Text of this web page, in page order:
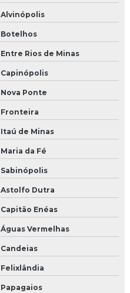
Alvinópolis
Botelhos
Entre Rios de Minas
Capinópolis
Nova Ponte
Fronteira
Itaú de Minas
Maria da Fé
Sabinópolis
Astolfo Dutra
Capitão Enéas
Águas Vermelhas
Candeias
Felixlândia
Papagaios